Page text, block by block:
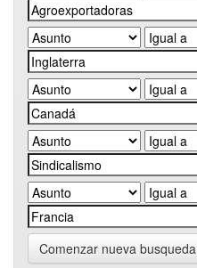
Comenzar nueva busqueda